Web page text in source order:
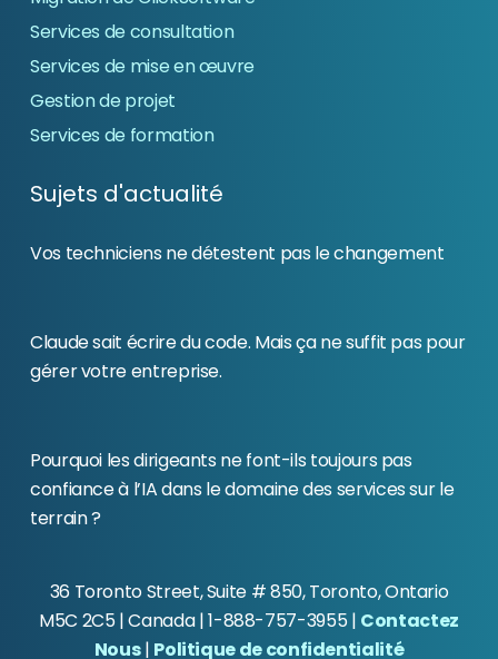
Services de consultation
Services de mise en œuvre
Gestion de projet
Services de formation
Sujets d'actualité
Vos techniciens ne détestent pas le changement
Claude sait écrire du code. Mais ça ne suffit pas pour
gérer votre entreprise.
Pourquoi les dirigeants ne font-ils toujours pas
confiance à l’IA dans le domaine des services sur le
terrain ?
36 Toronto Street, Suite # 850, Toronto, Ontario
M5C 2C5| Canada | 1-888-757-3955 | Contactez
Nous| Politique de confidentialité